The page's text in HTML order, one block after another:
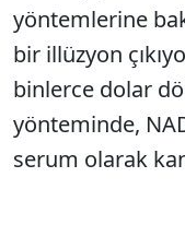
yöntemlerine
bir illüzyon
binlerce dolar
yönteminde,
serum olarak